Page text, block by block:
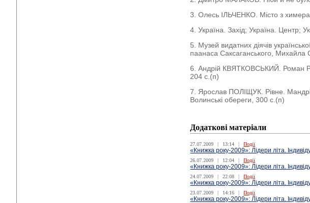
3. Олесь ІЛЬЧЕНКО. Місто з
4. Україна. Захід; Україна. Центр;
5. Музей видатних діячів
паанаса Саксаганського, Михайла
6. Андрій КВЯТКОВСЬКИЙ. Роман
204 с.(п)
7. Ярослав ПОЛІЩУК. Рівне.
Волинські обереги, 300 с.(п)
Додаткові матеріали
27.07.2009 | 13:14 | Події
«Книжка року-2009»: Лідери літа.
26.07.2009 | 12:04 | Події
«Книжка року-2009»: Лідери літа.
24.07.2009 | 22:08 | Події
«Книжка року-2009»: Лідери літа.
23.07.2009 | 14:16 | Події
«Книжка року-2009»: Лідери літа.